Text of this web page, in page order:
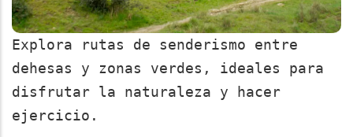
Explora rutas de senderismo entre
dehesas y zonas verdes, ideales para
disfrutar la naturaleza y hacer
ejercicio.